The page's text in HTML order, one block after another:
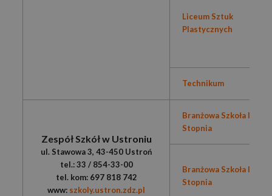
Liceum Sztuk
Plastycznych
Technikum
Zespół Szkół w Ustroniu
ul. Stawowa 3, 43-450 Ustroń
tel.: 33 / 854-33-00
tel. kom: 697 818 742
www: szkoly.ustron.zdz.pl
Branżowa Szkoła I
Stopnia
Branżowa Szkoła II
Stopnia